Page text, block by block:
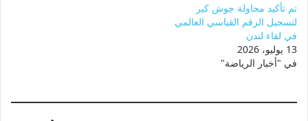
تم تأكيد محاولة جوش كير
لتسجيل الرقم القياسي العالمي
في لقاء لندن
13 يوليو، 2026
في "أخبار الرياضة"